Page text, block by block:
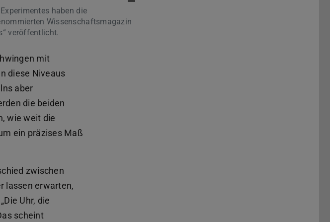
haben die
Wissenschaftsmagazin
veröffentlicht.
mit
diese Niveaus
aber
die beiden
wie weit die
ein präzises Maß
zwischen
lassen erwarten,
Uhr, die
scheint